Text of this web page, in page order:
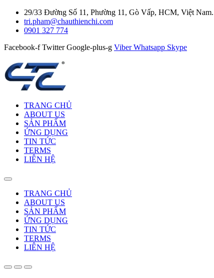
29/33 Đường Số 11, Phường 11, Gò Vấp, HCM, Việt Nam.
tri.pham@chauthienchi.com
0901 327 774
Facebook-f Twitter Google-plus-g Viber Whatsapp Skype
TRANG CHỦ
ABOUT US
SẢN PHẨM
ỨNG DỤNG
TIN TỨC
TERMS
LIÊN HỆ
TRANG CHỦ
ABOUT US
SẢN PHẨM
ỨNG DỤNG
TIN TỨC
TERMS
LIÊN HỆ